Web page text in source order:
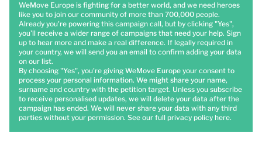
WeMove Europe is fighting for a better world, and we need heroes
like you to join our community of more than 700,000 people.
Already you're powering this campaign call, but by clicking "Yes",
you'll receive a wider range of campaigns that need your help. Sign
up to hear more and make a real difference. If legally required in
your country, we will send you an email to confirm adding your data
on our list.
By choosing "Yes", you're giving WeMove Europe your consent to
process your personal information. We might share your name,
surname and country with the petition target. Unless you subscribe
to receive personalised updates, we will delete your data after the
campaign has ended. We will never share your data with any third
parties without your permission. See our full privacy policy here.